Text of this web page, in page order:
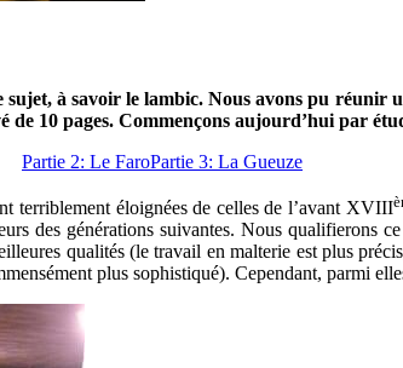
à savoir le lambic. Nous avons pu réunir
10 pages. Commençons aujourd’hui par
Partie 2: Le FaroPartie 3: La Gueuze
terriblement éloignées de celles de l’avant XVIII
des générations suivantes. Nous qualifierons
qualités (le travail en malterie est plus
plus sophistiqué). Cependant, parmi